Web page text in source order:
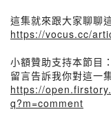
這集就來跟大家聊聊
https://vocus.cc/
小額贊助支持本節目：
留言告訴我你對這一
https://
q?m=comment